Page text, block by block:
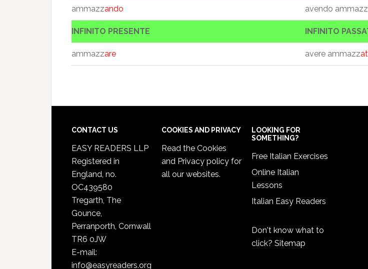
ammazzando avendo ammazz
INFINITO PRESENTE INFINITO
ammazzare avere ammazz
CONTACT US
EASY READERS LLP
Registered in
England, no.
OC439580
Tregarth, The
Gounce,
Perranporth, Cornwall
TR6 0JW
E-mail:
info@easyreaders.org
COOKIES AND PRIVACY
Read the Cookies
and Privacy policy for
all our websites.
LOOKING FOR
SOMETHING?
Free Italian Exercises
Online Italian
Lessons
Italian Easy Readers
Don't know what to
click? Sitemap